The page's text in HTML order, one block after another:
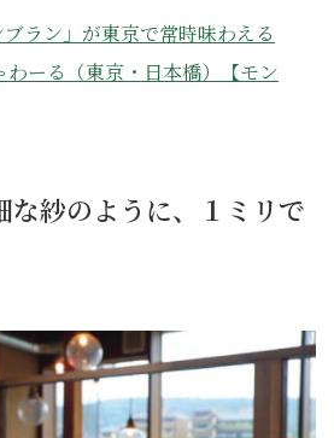
ブラン」が東京で常時味わえる
わーる（東京・日本橋）【モン
紗のように、１ミリで